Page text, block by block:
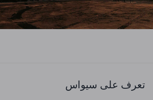
تعرف على سيواس